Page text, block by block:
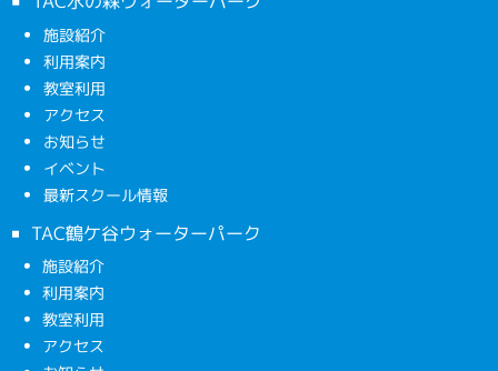
施設紹介
利用案内
教室利用
アクセス
お知らせ
イベント
最新スクール情報
TAC鶴ケ谷ウォーターパーク
施設紹介
利用案内
教室利用
アクセス